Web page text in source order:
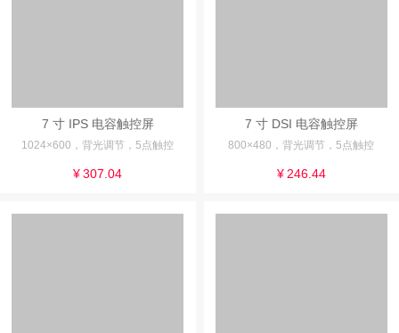
7 寸 IPS 电容触控屏
1024×600，背光调节，5点触控
¥ 307.04
7 寸 DSI 电容触控屏
800×480，背光调节，5点触控
¥ 246.44